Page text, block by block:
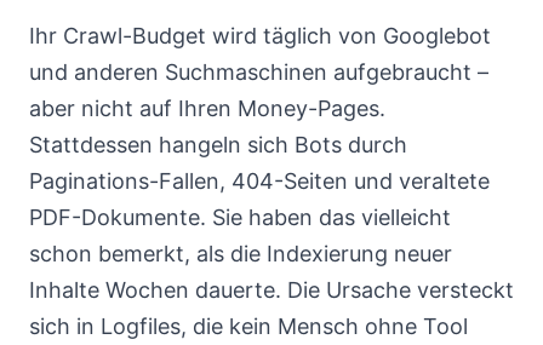
Ihr Crawl-Budget wird täglich von Googlebot
und anderen Suchmaschinen aufgebraucht –
aber nicht auf Ihren Money-Pages.
Stattdessen hangeln sich Bots durch
Paginations-Fallen, 404-Seiten und veraltete
PDF-Dokumente. Sie haben das vielleicht
schon bemerkt, als die Indexierung neuer
Inhalte Wochen dauerte. Die Ursache versteckt
sich in Logfiles, die kein Mensch ohne Tool